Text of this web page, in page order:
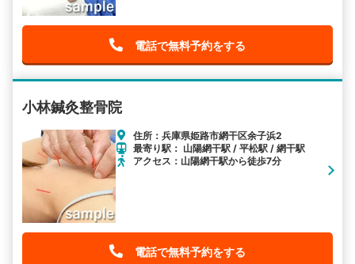
電話で無料予約をする
小林鍼灸整骨院
住所：兵庫県姫路市網干区余子浜2
最寄り駅： 山陽網干駅 / 平松駅 / 網干駅
アクセス：山陽網干駅から徒歩7分
電話で無料予約をする